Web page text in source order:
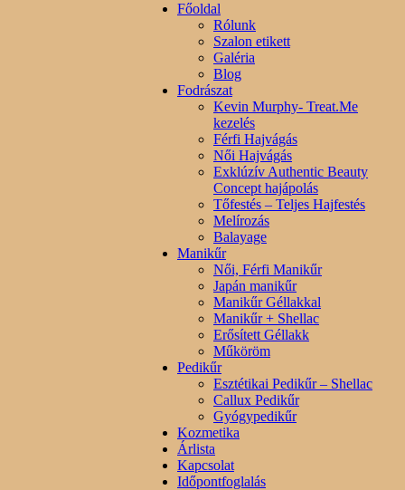
Főoldal
Rólunk
Szalon etikett
Galéria
Blog
Fodrászat
Kevin Murphy- Treat.Me
kezelés
Férfi Hajvágás
Női Hajvágás
Exklúzív Authentic Beauty
Concept hajápolás
Tőfestés – Teljes Hajfestés
Melírozás
Balayage
Manikűr
Női, Férfi Manikűr
Japán manikűr
Manikűr Géllakkal
Manikűr + Shellac
Erősített Géllakk
Műköröm
Pedikűr
Esztétikai Pedikűr – Shellac
Callux Pedikűr
Gyógypedikűr
Kozmetika
Árlista
Kapcsolat
Időpontfoglalás